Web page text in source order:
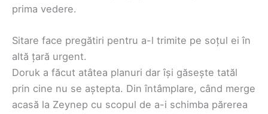
prima vedere.
Sitare face pregătiri pentru a-l trimite pe soțul ei în
altă țară urgent.
Doruk a făcut atâtea planuri dar își găsește tatăl
prin cine nu se aștepta. Din întâmplare, când merge
acasă la Zeynep cu scopul de a-i schimba părerea